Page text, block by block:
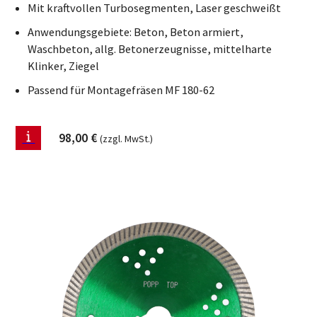
Mit kraftvollen Turbosegmenten, Laser geschweißt
Anwendungsgebiete: Beton, Beton armiert,
Waschbeton, allg. Betonerzeugnisse, mittelharte
Klinker, Ziegel
Passend für Montagefräsen MF 180-62
98,00 € (zzgl. MwSt.)